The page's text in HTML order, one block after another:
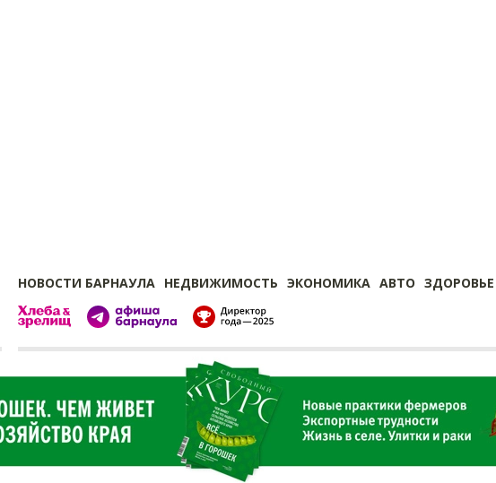
НОВОСТИ БАРНАУЛА НЕДВИЖИМОСТЬ ЭКОНОМИКА АВТО ЗДОРОВЬЕ